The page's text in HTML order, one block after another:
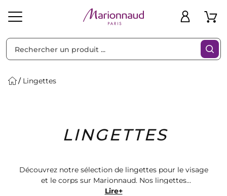
Homme Marques Idées
Cadeaux
Lingettes
LINGETTES
Découvrez notre sélection de lingettes pour le visage
et le corps sur Marionnaud. Nos lingettes
démaquillantes et rafraîchissantes sont parfaites pour
Lire+
Filtres